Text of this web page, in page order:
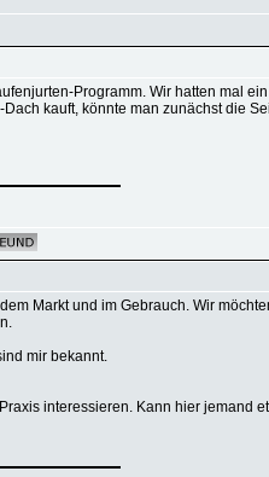
Programm. Wir hatten mal
kauft, könnte man zunächst die
Markt und im Gebrauch. Wir
mir bekannt.
interessieren. Kann hier jemand